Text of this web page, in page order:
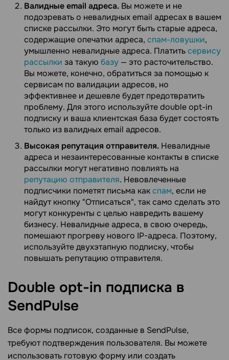
Валидные email адреса. Вы можете и не
подозревать о невалидных email адресах в вашем
списке рассылки. Это могут быть старые адреса,
содержащие опечатки адреса, спам-ловушки,
умышленно невалидные адреса. Платитьсервису
рассылки за такую базу — это расточительство.
Вы можете, конечно, обратиться за помощью к
сервисам по валидации адресов, но
эффективнее и дешевле будет предотвратить
проблему. Для этого используйте double opt-in
подписку и ваша клиентская база будет состоять
только из валидных email адресов.
Высокая репутация отправителя. Невалидные
адреса и незаинтересованные контакты в списке
рассылки могут негативно повлиять на
репутацию отправителя. Невовлеченные
подписчики пометят письма какспам, если не
найдут кнопку "Отписаться", так само сделать это
могут конкуренты с целью навредить вашему
бизнесу. Невалидные адреса, в свою очередь,
помешают прогреву нового IP-адреса. Поэтому,
используйте двухэтапную подписку, чтобы
повышать репутацию отправителя.
Double opt-in подписка в
SendPulse
Все формы подписок, созданные в SendPulse,
требуют подтверждения пользователя. Вы можете
использовать готовую форму или создать